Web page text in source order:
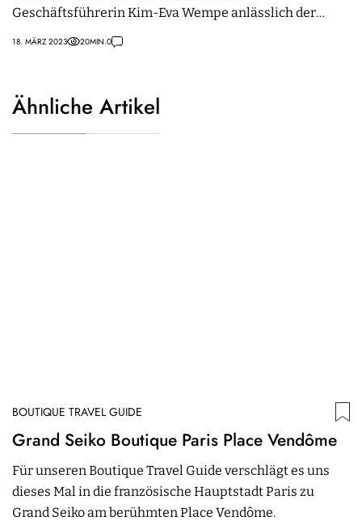
Geschäftsführerin Kim-Eva Wempe anlässlich der
Eröffnung der neuen Patek Philippe Boutique in
18. MÄRZ 2023 20MIN.0
Ähnliche Artikel
BOUTIQUE TRAVEL GUIDE
Grand Seiko Boutique Paris Place Vendôme
Für unseren Boutique Travel Guide verschlägt es uns
dieses Mal in die französische Hauptstadt Paris zu
Grand Seiko am berühmten Place Vendôme.